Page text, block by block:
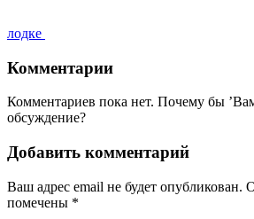
лодке
Комментарии
Комментариев пока нет. Почему бы
обсуждение?
Добавить комментарий
Ваш адрес email не будет опубликован.
помечены *